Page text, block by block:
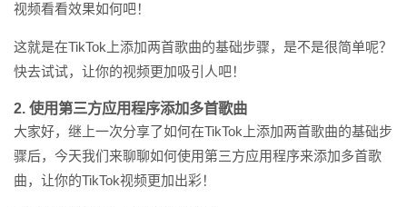
视频看看效果如何吧！
这就是在TikTok上添加两首歌曲的基础步骤，是不是很简单呢？
快去试试，让你的视频更加吸引人吧！
2. 使用第三方应用程序添加多首歌曲
大家好，继上一次分享了如何在TikTok上添加两首歌曲的基础步
骤后，今天我们来聊聊如何使用第三方应用程序来添加多首歌
曲，让你的TikTok视频更加出彩！